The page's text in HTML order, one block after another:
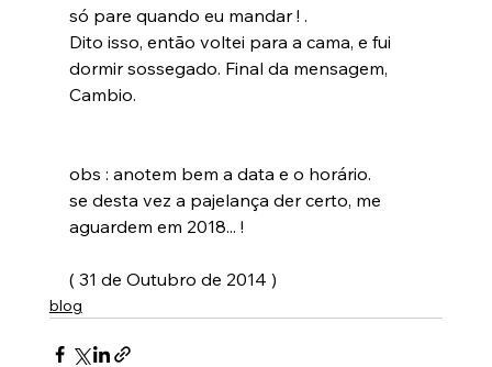
só pare quando eu mandar ! .
Dito isso, então voltei para a cama, e fui
dormir sossegado. Final da mensagem,
Cambio.
obs : anotem bem a data e o horário.
se desta vez a pajelança der certo, me
aguardem em 2018... !
( 31 de Outubro de 2014 )
blog